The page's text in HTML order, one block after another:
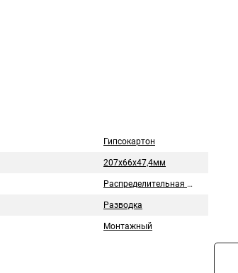
Гипсокартон
207х66х47,4мм
Распределительная коробка
Разводка
Монтажный